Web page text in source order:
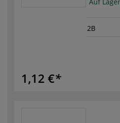
2B
1,12 €